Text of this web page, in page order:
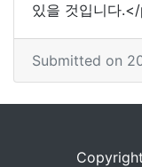
있을 것입니다
Submitted on